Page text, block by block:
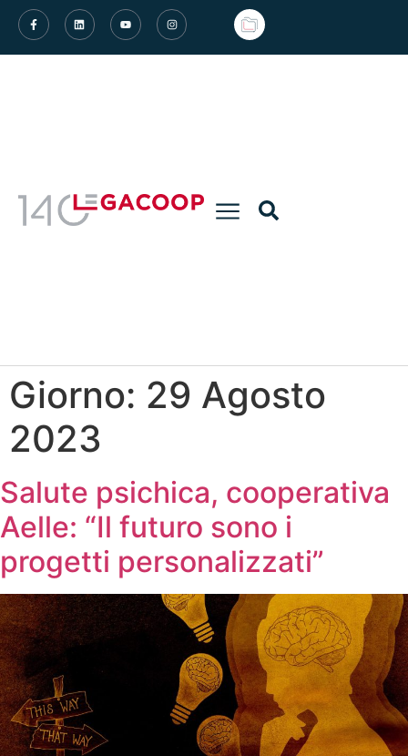
Giorno: 29 Agosto
2023
Salute psichica, cooperativa
Aelle: “Il futuro sono i
progetti personalizzati”